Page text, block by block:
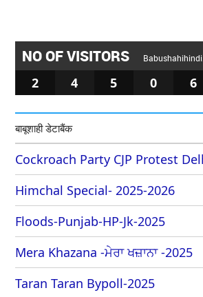
NO OF VISITORS
2 4 5 0 6
बाबूशाही डेटाबैंक
Cockroach Party CJP Protest
Himchal Special- 2025-2026
Floods-Punjab-HP-Jk-2025
Mera Khazana -ਮੇਰਾ ਖਜ਼ਾਨਾ -2025
Taran Taran Bypoll-2025